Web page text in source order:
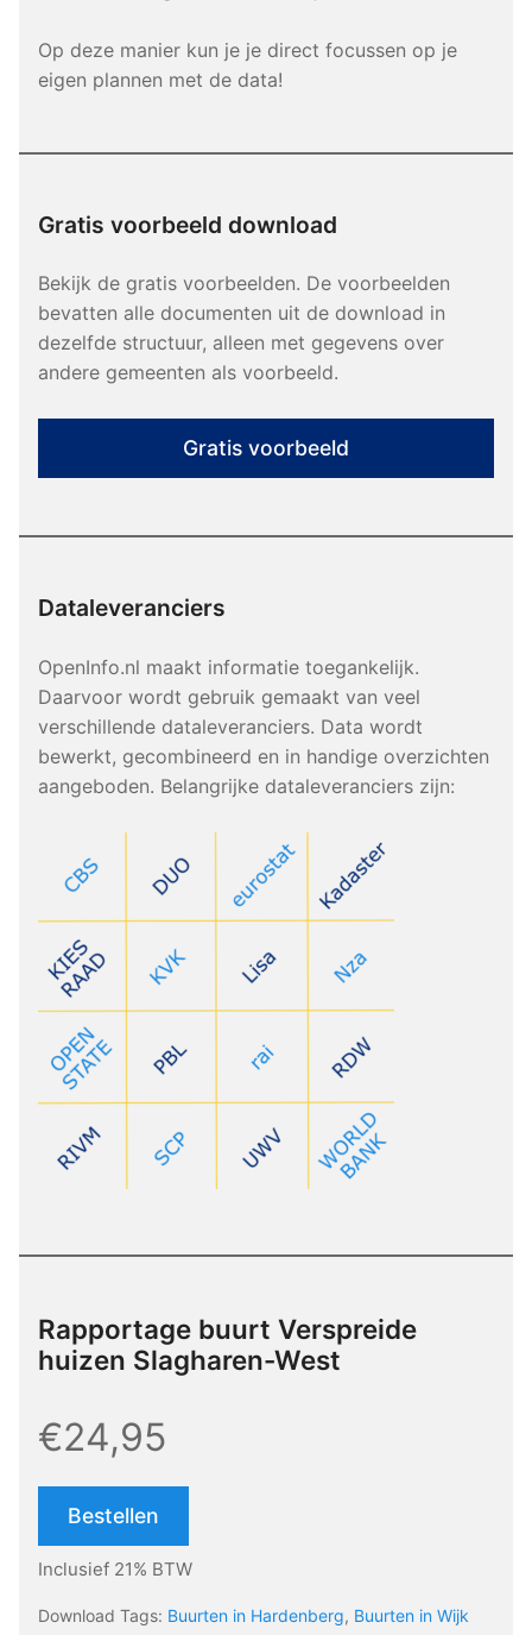
Op deze manier kun je je direct focussen op je
eigen plannen met de data!
Gratis voorbeeld download
Bekijk de gratis voorbeelden. De voorbeelden
bevatten alle documenten uit de download in
dezelfde structuur, alleen met gegevens over
andere gemeenten als voorbeeld.
Gratis voorbeeld
Dataleveranciers
OpenInfo.nl maakt informatie toegankelijk.
Daarvoor wordt gebruik gemaakt van veel
verschillende dataleveranciers. Data wordt
bewerkt, gecombineerd en in handige overzichten
aangeboden. Belangrijke dataleveranciers zijn:
Rapportage buurt Verspreide
huizen Slagharen-West
€24,95
Bestellen
Inclusief 21% BTW
Download Tags: Buurten in Hardenberg, Buurten in Wijk